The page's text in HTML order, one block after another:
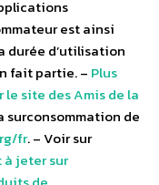
est ainsi
durée d’utilisation
fait partie. – Plus
le site des Amis de la
surconsommation de
fr. – Voir sur
jeter sur